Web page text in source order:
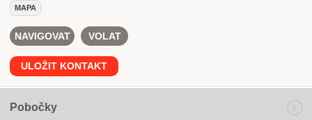
MAPA
NAVIGOVAT VOLAT
ULOŽIT KONTAKT
Pobočky